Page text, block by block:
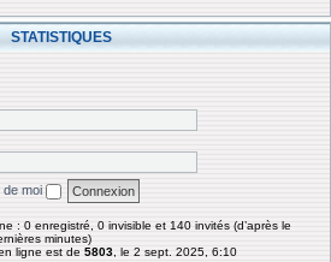
STATISTIQUES
de moi
: 0 enregistré, 0 invisible et 140 invités (d’après le
minutes)
ligne est de 5803 , le 2 sept. 2025, 6:10